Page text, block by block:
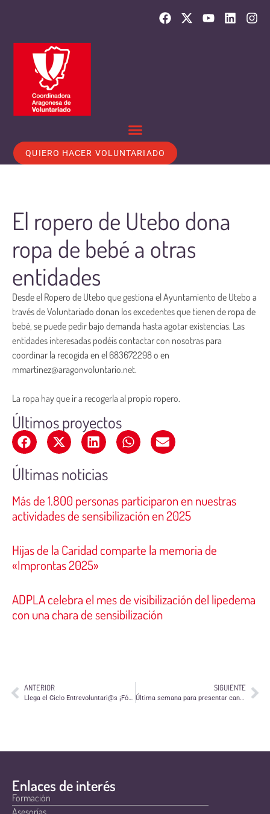
QUIERO HACER VOLUNTARIADO
El ropero de Utebo dona
ropa de bebé a otras
entidades
Desde el Ropero de Utebo que gestiona el Ayuntamiento de Utebo a
través de Voluntariado donan los excedentes que tienen de ropa de
bebé, se puede pedir bajo demanda hasta agotar existencias. Las
entidades interesadas podéis contactar con nosotras para
coordinar la recogida en el 683672298 o en
mmartinez@aragonvoluntario.net.
La ropa hay que ir a recogerla al propio ropero.
Últimos proyectos
Últimas noticias
Más de 1.800 personas participaron en nuestras
actividades de sensibilización en 2025
Hijas de la Caridad comparte la memoria de
«Improntas 2025»
ADPLA celebra el mes de visibilización del lipedema
con una chara de sensibilización
ANTERIOR
Llega el Ciclo Entrevoluntari@s ¡Fórmate en competencias para la acción voluntaria!
SIGUIENTE
Última semana para presentar candidaturas a los X Premios al Voluntariado Universitario
Enlaces de interés
Formación
Asesorías